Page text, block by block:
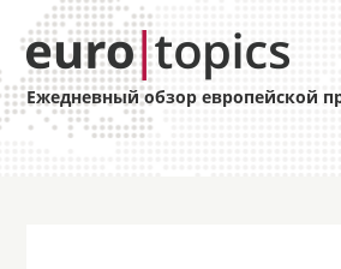
Ежедневный обзор европейской